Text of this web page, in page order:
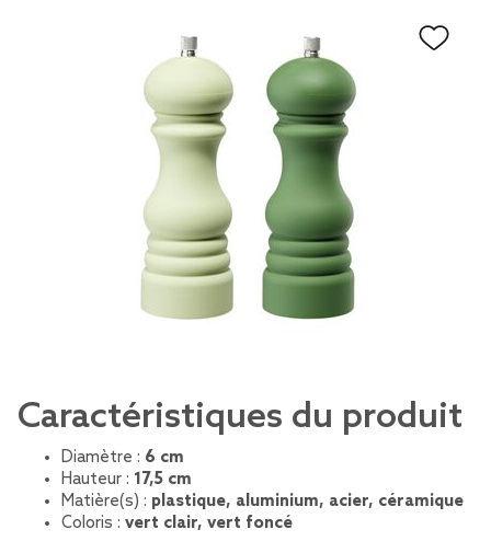
Caractéristiques du produit
Diamètre : 6 cm
Hauteur : 17,5 cm
Matière(s) : plastique, aluminium, acier, céramique
Coloris : vert clair, vert foncé